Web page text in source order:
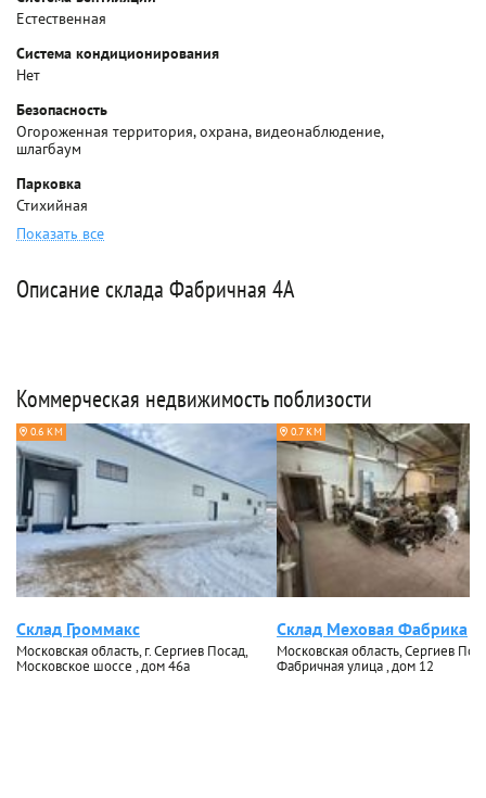
Естественная
Система кондиционирования
Нет
Безопасность
Огороженная территория, охрана, видеонаблюдение,
шлагбаум
Парковка
Стихийная
Показать все
Описание склада Фабричная 4А
Коммерческая недвижимость поблизости
0.6 КМ
Склад Громмакс
Московская область, г. Сергиев Посад,
Московское шоссе , дом 46а
0.7 КМ
Склад Меховая Фабрика
Московская область, Сергиев
Фабричная улица , дом 12